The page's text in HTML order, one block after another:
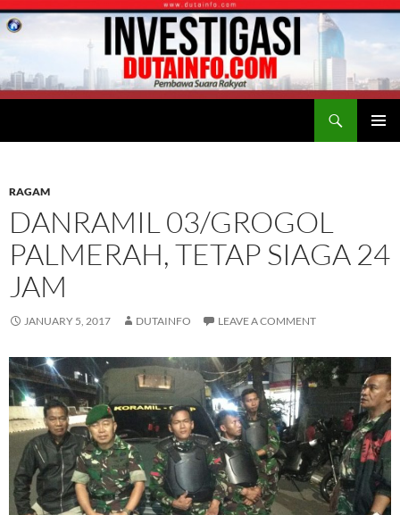
RAGAM
DANRAMIL 03/GROGOL
PALMERAH, TETAP SIAGA 24
JAM
JANUARY 5, 2017 DUTAINFO LEAVE A COMMENT